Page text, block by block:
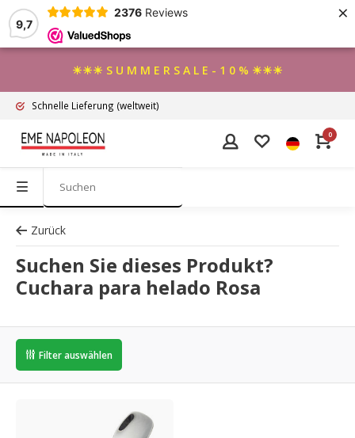
9,7
2376 Reviews ×
☀☀☀ S U M M E R S A L E - 1 0 % ☀☀☀
Schnelle Lieferung (weltweit)
0
Zurück
Suchen Sie dieses Produkt?
Cuchara para helado Rosa
Filter auswählen